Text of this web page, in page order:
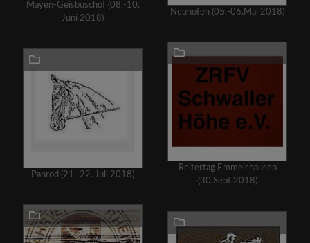
Mayen-Geisbüschof (08.-10.
Juni 2018)
Neuhofen (05.-06.Mai 2018)
Panrod (21.-22. Juli 2018)
Reitertag Emmelshausen
(30.Sept.2018)